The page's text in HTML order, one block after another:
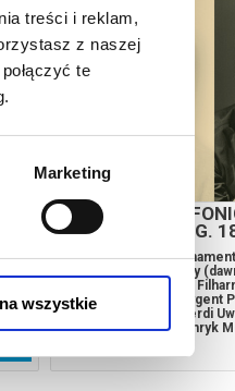
treści i reklam,
z naszej
te
Marketing
wszystkie
i
KONCERT
G.
Sala Koncertowa
Soboty 2, Złote Soboty
Wykonawcy: Orkiestra
Christoph König - dyrygent
fortepian Giuseppe Verdi
przeznaczenia [9'] Henryk
Koncert fortepianowy e-
Robert Schumann III
Reńska [30']*******